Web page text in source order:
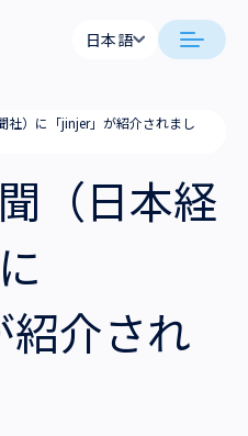
日本語
日本語
社）に「jinjer」が紹介されまし
（日本経
紹介され